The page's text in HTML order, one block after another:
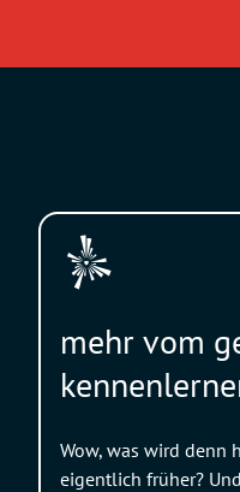
mehr vom
Wow, was wird denn
eigentlich früher?